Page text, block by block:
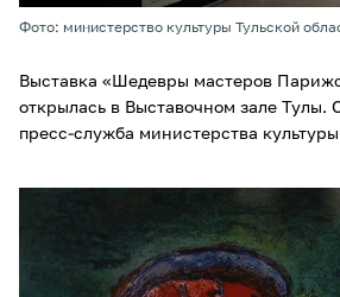
Фото: министерство культуры Тульской
Выставка «Шедевры мастеров
открылась в Выставочном зале Тулы.
пресс-служба министерства